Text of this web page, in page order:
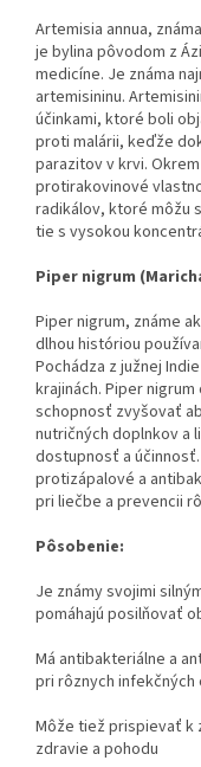
Artemisia annua,
je bylina pôvodom z
medicíne. Je známa
artemisininu.
účinkami, ktoré boli
proti malárii, keďže
parazitov v krvi.
protirakovinové
radikálov, ktoré môžu
tie s vysokou
Piper nigrum
Piper nigrum, známe
dlhou históriou
Pochádza z južnej
krajinách. Piper
schopnosť zvyšovať
nutričných doplnkov a
dostupnosť a
protizápalové a
pri liečbe a prevencii
Pôsobenie:
Je známy svojimi
pomáhajú posilňovať
Má antibakteriálne a
pri rôznych infekčných
Môže tiež prispievať k
zdravie a pohodu